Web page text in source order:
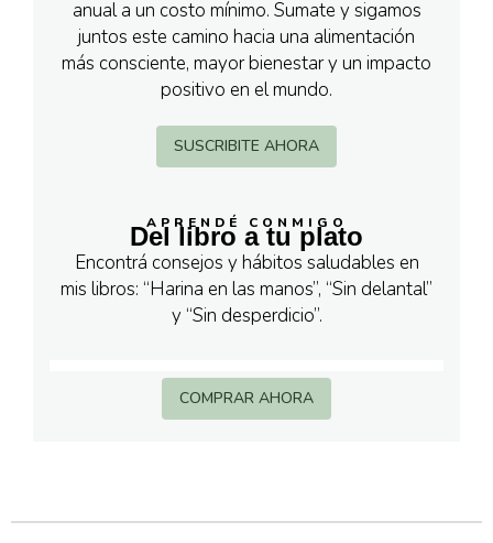
anual a un costo mínimo. Sumate y sigamos
juntos este camino hacia una alimentación
más consciente, mayor bienestar y un impacto
positivo en el mundo.
SUSCRIBITE AHORA
APRENDÉ CONMIGO
Del libro a tu plato
Encontrá consejos y hábitos saludables en
mis libros: “Harina en las manos”, “Sin delantal”
y “Sin desperdicio”.
COMPRAR AHORA